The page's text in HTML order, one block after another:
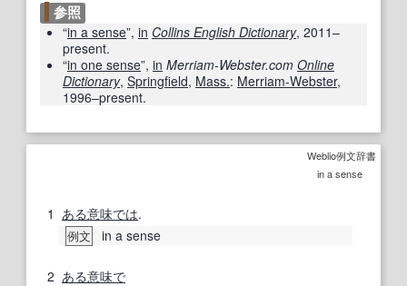
参照
“in a sense”, in Collins English Dictionary, 2011–
present.
“in one sense”, in Merriam-Webster.com Online
Dictionary, Springfield, Mass.: Merriam-Webster,
1996–present.
Weblio例文辞書
in a sense
1 ある意味では.
例文 in a sense
2 ある意味で